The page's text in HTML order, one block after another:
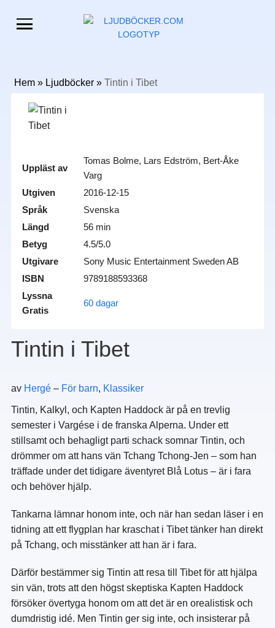
Hem» Ljudböcker» Tintin i Tibet
Uppläst av
Tomas Bolme, Lars Edström, Bert-Åke
Varg
Utgiven
2016-12-15
Språk
Svenska
Längd
56 min
Betyg
4.5/5.0
Utgivare
Sony Music Entertainment Sweden AB
ISBN
9789188593368
Lyssna
Gratis
60 dagar
Tintin i Tibet
av Hergé – För barn, Klassiker
Tintin, Kalkyl, och Kapten Haddock är på en trevlig
semester i Vargése i de franska Alperna. Under ett
stillsamt och behagligt parti schack somnar Tintin, och
drömmer om att hans vän Tchang Tchong-Jen – som han
träffade under det tidigare äventyret Blå Lotus – är i fara
och behöver hjälp.
Tankarna lämnar honom inte, och när han sedan läser i en
tidning att ett flygplan har kraschat i Tibet tänker han direkt
på Tchang, och misstänker att han är i fara.
Därför bestämmer sig Tintin att resa till Tibet för att hjälpa
sin vän, trots att den högst skeptiska Kapten Haddock
försöker övertyga honom om att det är en orealistisk och
dumdristig idé. Men Tintin ger sig inte, och insisterar på